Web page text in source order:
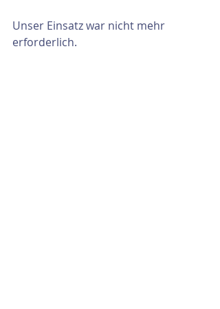
Unser Einsatz war nicht mehr
erforderlich.